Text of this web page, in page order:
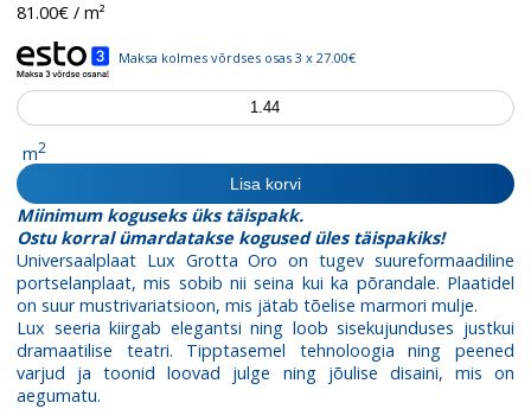
81.00€/ m²
Maksa kolmes võrdses osas 3 x 27.00€
Universaalplaat
Lux
Grotta
Oro
kogus
m2
Lisa korvi
Miinimum koguseks üks täispakk.
Ostu korral ümardatakse kogused üles täispakiks!
Universaalplaat Lux Grotta Oro on tugev suureformaadiline
portselanplaat, mis sobib nii seina kui ka põrandale. Plaatidel
on suur mustrivariatsioon, mis jätab tõelise marmori mulje.
Lux seeria kiirgab elegantsi ning loob sisekujunduses justkui
dramaatilise teatri. Tipptasemel tehnoloogia ning peened
varjud ja toonid loovad julge ning jõulise disaini, mis on
aegumatu.